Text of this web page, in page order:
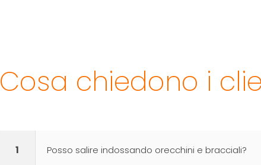
Cosa chiedono i
1 Posso salire indossando orecchini e bracciali?